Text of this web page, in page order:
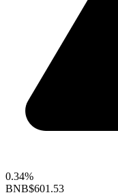
0.34%
BNB$601.53